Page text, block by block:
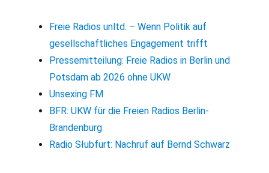
Freie Radios unltd. – Wenn Politik auf
gesellschaftliches Engagement trifft
Pressemitteilung: Freie Radios in Berlin und
Potsdam ab 2026 ohne UKW
Unsexing FM
BFR: UKW für die Freien Radios Berlin-
Brandenburg
Radio Słubfurt: Nachruf auf Bernd Schwarz